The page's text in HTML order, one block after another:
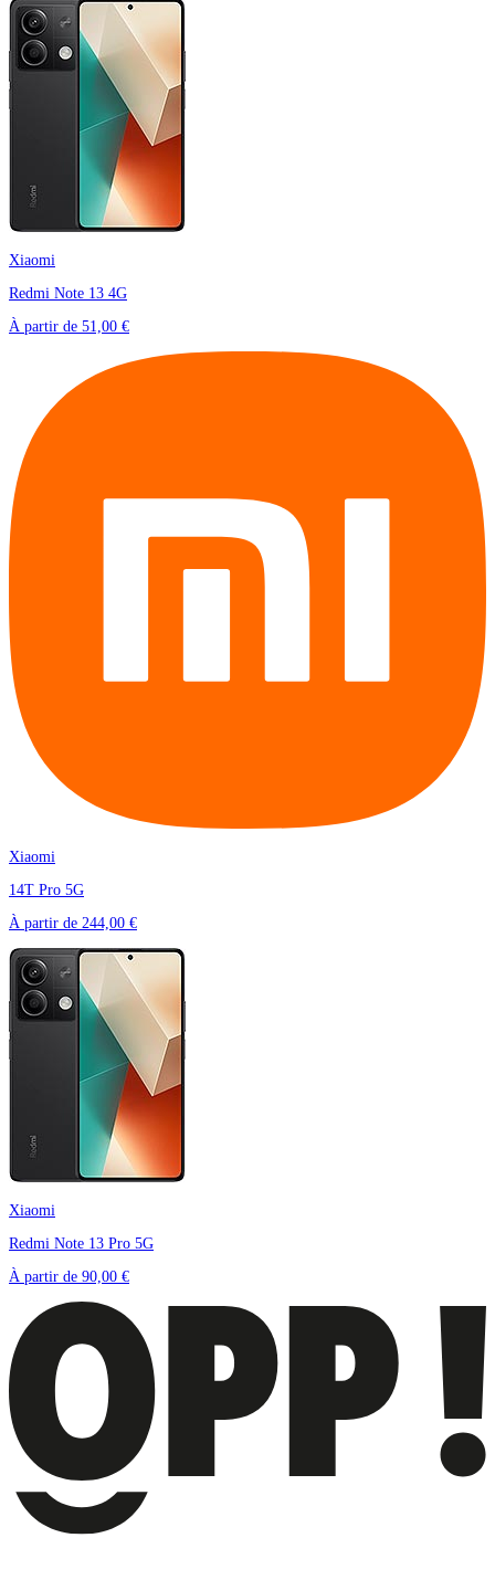
Xiaomi
Redmi Note 13 4G
À partir de 51,00 €
Xiaomi
14T Pro 5G
À partir de 244,00 €
Xiaomi
Redmi Note 13 Pro 5G
À partir de 90,00 €